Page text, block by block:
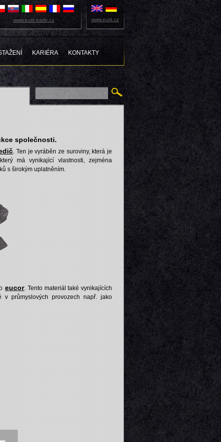
KARIÉRA KONTAKTY
www.eutit.trade.cz www.eutit.cz
společnosti.
. Ten je vyráběn ze suroviny, která je
má vynikající vlastnosti, zejména
s širokým uplatněním.
eucor. Tento materiál také vynikajících
v průmyslových provozech např. jako